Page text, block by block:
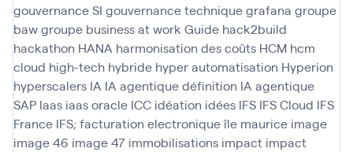
gouvernance SI gouvernance techniquegrafana groupe
bawgroupe business at work Guide hack2build
hackathon HANA harmonisation des coûts HCM hcm
cloud high-tech hybride hyper automatisation Hyperion
hyperscalers IA IA agentique définition IA agentique
SAP Iaas iaas oracle ICC idéation idées IFS IFS Cloud IFS
France IFS; facturation electroniqueîle maurice image
image 46 image 47 immobilisations impact impact